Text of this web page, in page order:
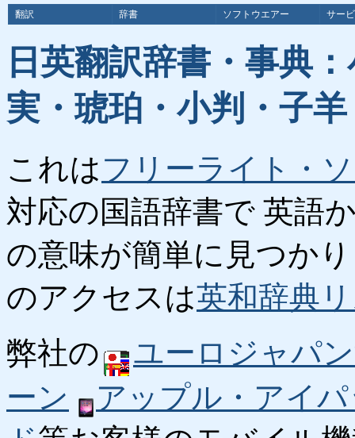
翻訳 辞書 ソフトウエアー サー
日英翻訳辞書・事典
実・琥珀・小判・子
これはフリーライト・
対応の国語辞書で 英語
の意味が簡単に見つか
のアクセスは英和辞典
弊社の
ユーロジャパ
ーン
アップル・アイ